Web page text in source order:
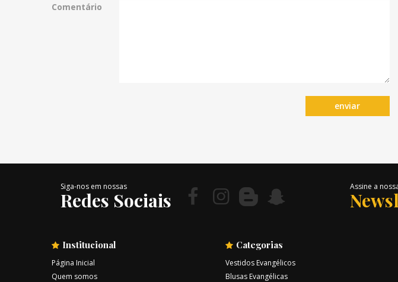
Comentário
enviar
Siga-nos em nossas
Redes Sociais
Assine a
Institucional
Página Inicial
Quem somos
Categorias
Vestidos Evangélicos
Blusas Evangélicas